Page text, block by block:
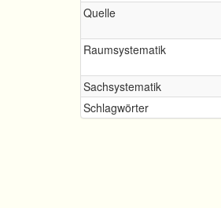
Quelle
Raumsystematik
Sachsystematik
Schlagwörter